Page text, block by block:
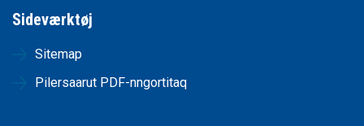
Sideværktøj
Sitemap
Pilersaarut PDF-nngortitaq